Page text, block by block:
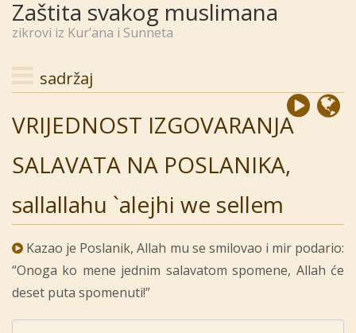
Zaštita svakog muslimana
zikrovi iz Kur’ana i Sunneta
sadržaj
VRIJEDNOST IZGOVARANJA
SALAVATA NA POSLANIKA,
sallallahu `alejhi we sellem
Kazao je Poslanik, Allah mu se smilovao i mir podario:
“Onoga ko mene jednim salavatom spomene, Allah će
deset puta spomenuti!”